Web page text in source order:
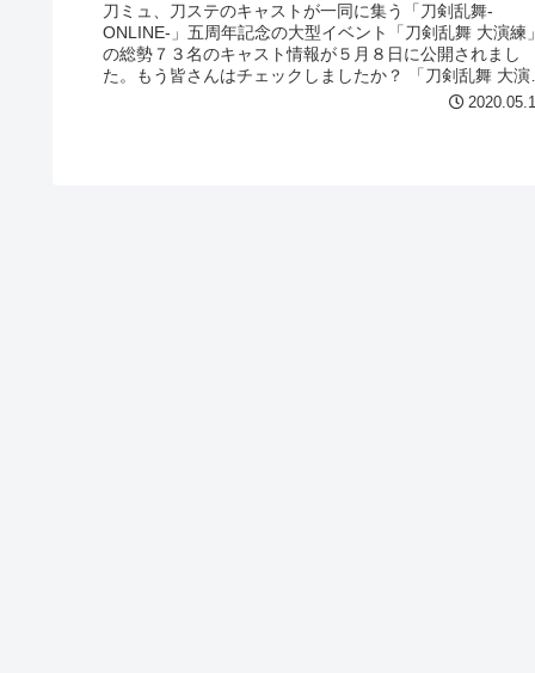
刀ミュ、刀ステのキャストが一同に集う「刀剣乱舞-
ONLINE-」五周年記念の大型イベント「刀剣乱舞 大演練
の総勢７３名のキャスト情報が５月８日に公開されまし
た。もう皆さんはチェックしましたか？ 「刀剣乱舞 大演